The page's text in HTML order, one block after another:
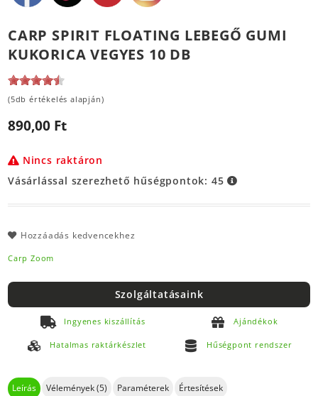
CARP SPIRIT FLOATING LEBEGŐ GUMI
KUKORICA VEGYES 10 DB
(5db értékelés alapján)
890,00 Ft
Nincs raktáron
Vásárlással szerezhető hűségpontok: 45
Hozzáadás kedvencekhez
Carp Zoom
Szolgáltatásaink
Ingyenes kiszállítás Ajándékok
Hatalmas raktárkészlet Hűségpont rendszer
Leírás Vélemények (5) Paraméterek Értesítések